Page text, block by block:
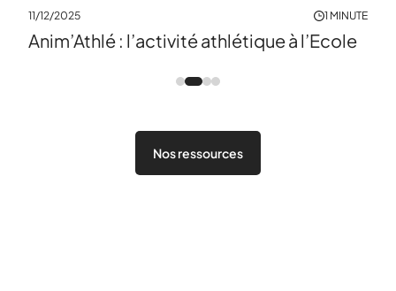
11/12/2025 1 MINUTE
Anim’Athlé : l’activité athlétique à l’Ecole
Nos ressources